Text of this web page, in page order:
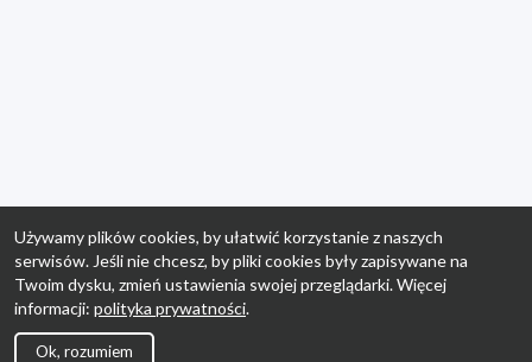
Używamy plików cookies, by ułatwić korzystanie z naszych
serwisów. Jeśli nie chcesz, by pliki cookies były zapisywane na
Twoim dysku, zmień ustawienia swojej przeglądarki. Więcej
informacji: polityka prywatności.
Ok, rozumiem